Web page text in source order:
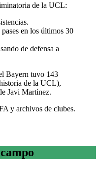
de la UCL:
en los últimos 30
de defensa a
Bayern tuvo 143
de la UCL),
Javi Martínez.
y archivos de clubes.